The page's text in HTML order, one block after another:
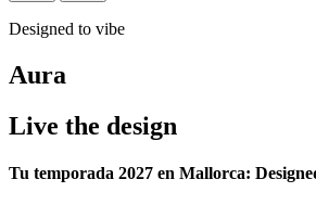
Designed to vibe
Aura
Live the design
Tu temporada 2027 en Mallorca: